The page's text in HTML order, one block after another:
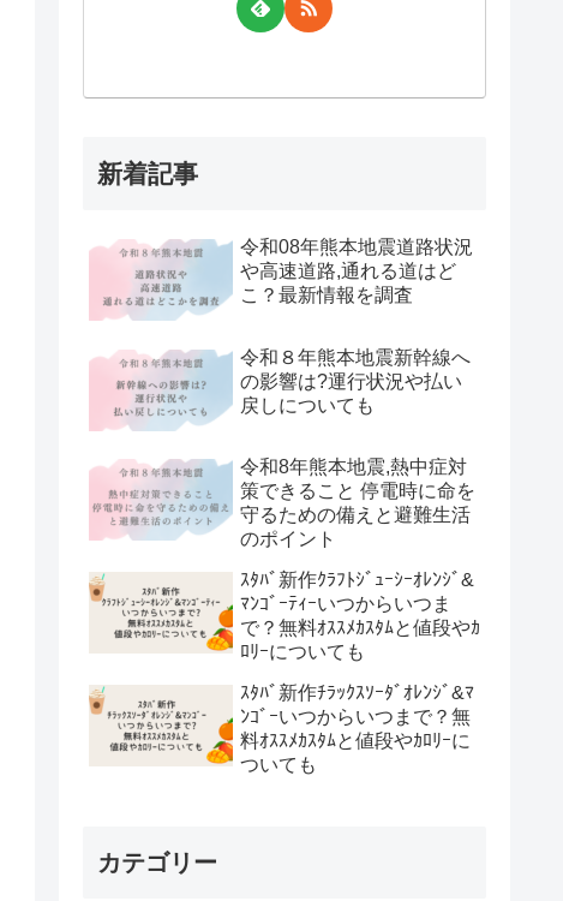
新着記事
令和08年熊本地震道路状況
や高速道路,通れる道はど
こ？最新情報を調査
令和８年熊本地震新幹線へ
の影響は?運行状況や払い
戻しについても
令和8年熊本地震,熱中症対
策できること 停電時に命を
守るための備えと避難生活
のポイント
ｽﾀﾊﾞ新作ｸﾗﾌﾄｼﾞｭｰｼｰｵﾚﾝｼﾞ&
ﾏﾝｺﾞｰﾃｨｰいつからいつま
で？無料ｵｽｽﾒｶｽﾀﾑと値段やｶ
ﾛﾘｰについても
ｽﾀﾊﾞ新作ﾁﾗｯｸｽｿｰﾀﾞｵﾚﾝｼﾞ&ﾏ
ﾝｺﾞｰいつからいつまで？無
料ｵｽｽﾒｶｽﾀﾑと値段やｶﾛﾘｰに
ついても
カテゴリー